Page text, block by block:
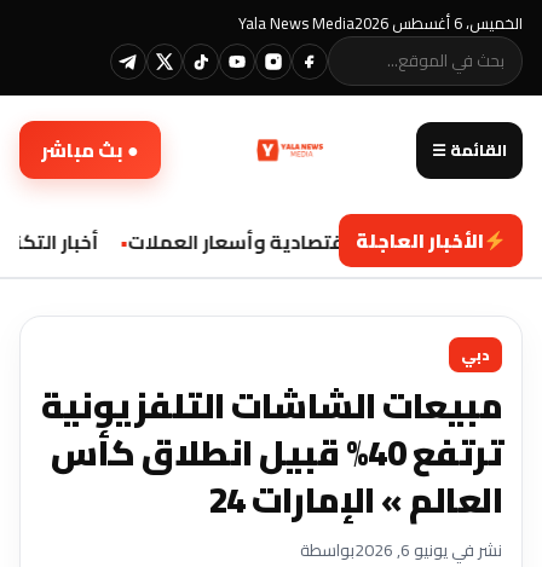
الخميس، 6 أغسطس 2026 Yala News Media
القائمة ☰ ● بث مباشر
الأخبار العاجلة
تحديثات اقتصادية وأسعار العملات أخبار
دبي
مبيعات الشاشات التلفزيونية
ترتفع 40% قبيل انطلاق كأس
العالم » الإمارات 24
نشر في يونيو 6, 2026 بواسطة